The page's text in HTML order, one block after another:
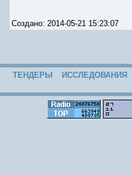
Создано: 2014-05-21 15:23:07
ТЕНДЕРЫ ИССЛЕДОВАНИЯ